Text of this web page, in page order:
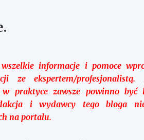
informacje i pomoce
ze ekspertem/
praktyce zawsze powinno być
i wydawcy tego bloga
na portalu.